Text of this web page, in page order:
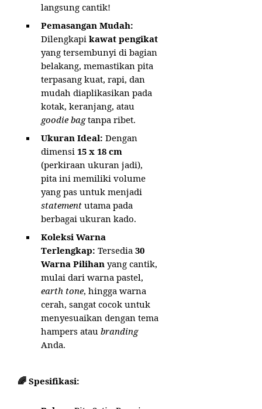
langsung cantik!
Pemasangan Mudah:
Dilengkapi kawat pengikat
yang tersembunyi di bagian
belakang, memastikan pita
terpasang kuat, rapi, dan
mudah diaplikasikan pada
kotak, keranjang, atau
goodie bagtanpa ribet.
Ukuran Ideal: Dengan
dimensi 15 x 18 cm
(perkiraan ukuran jadi),
pita ini memiliki volume
yang pas untuk menjadi
statement utama pada
berbagai ukuran kado.
Koleksi Warna
Terlengkap: Tersedia 30
Warna Pilihan yang cantik,
mulai dari warna pastel,
earth tone, hingga warna
cerah, sangat cocok untuk
menyesuaikan dengan tema
hampers atau branding
Anda.
🌈 Spesifikasi: